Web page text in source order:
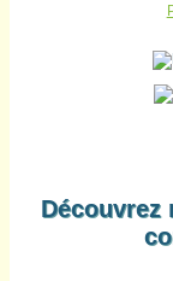
Découvrez